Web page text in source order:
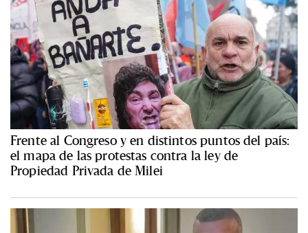
Frente al Congreso y en distintos puntos del país:
el mapa de las protestas contra la ley de
Propiedad Privada de Milei